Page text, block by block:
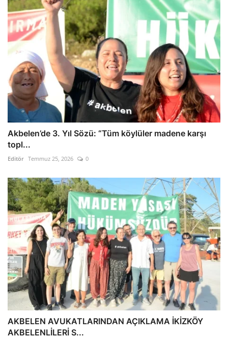
Akbelen’de 3. Yıl Sözü: “Tüm köylüler madene karşı
topl...
Editör Temmuz 25, 2026 0
AKBELEN AVUKATLARINDAN AÇIKLAMA İKİZKÖY
AKBELENLİLERİ S...